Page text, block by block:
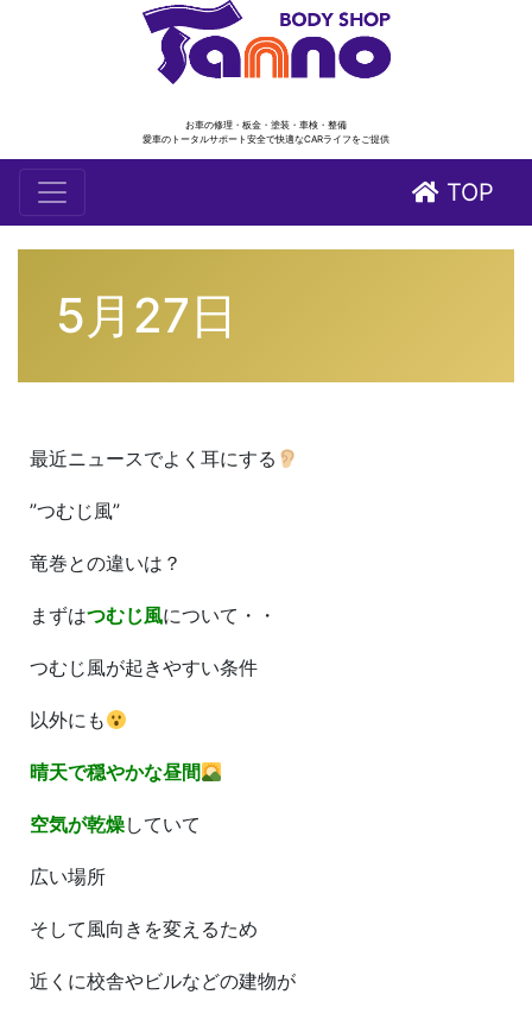
お車の修理・板金・塗装・車検・整備
愛車のトータルサポート安全で快適なCARライフをご提供
TOP
5月27日
最近ニュースでよく耳にする
”つむじ風”
竜巻との違いは？
まずはつむじ風について・・
つむじ風が起きやすい条件
以外にも
晴天で穏やかな昼間
空気が乾燥していて
広い場所
そして風向きを変えるため
近くに校舎やビルなどの建物が